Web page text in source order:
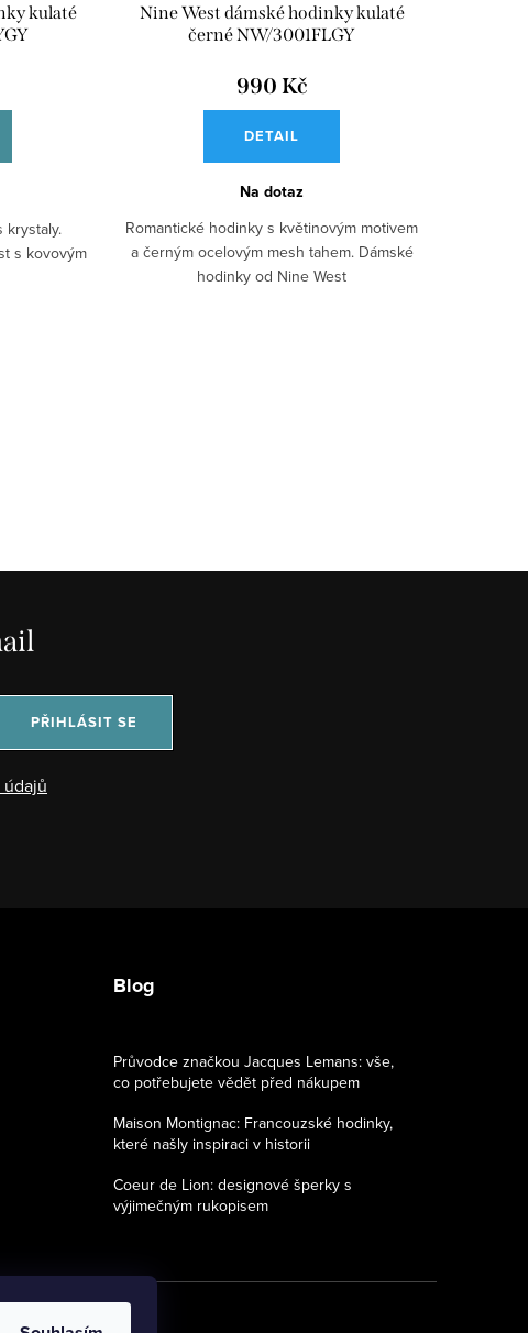
kulaté
krystaly.
s kovovým
Nine West dámské hodinky kulaté
černé NW/3001FLGY
990 Kč
DETAIL
Na dotaz
Romantické hodinky s květinovým motivem
a černým ocelovým mesh tahem. Dámské
hodinky od Nine West
PŘIHLÁSIT SE
Blog
Průvodce značkou Jacques Lemans: vše,
co potřebujete vědět před nákupem
Maison Montignac: Francouzské hodinky,
které našly inspiraci v historii
Coeur de Lion: designové šperky s
výjimečným rukopisem